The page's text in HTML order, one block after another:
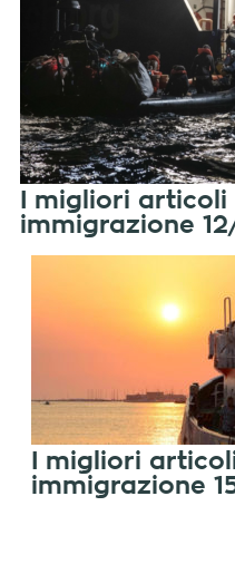
I migliori
immigrazione
I migliori
immigrazione